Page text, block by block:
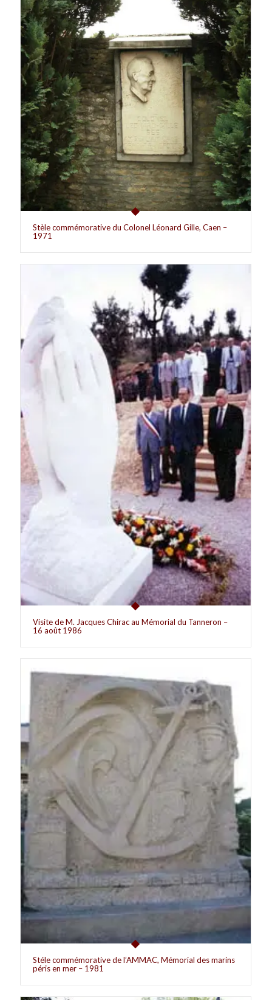
Stèle commémorative du Colonel Léonard Gille, Caen –
1971
Visite de M. Jacques Chirac au Mémorial du Tanneron –
16 août 1986
Stéle commémorative de l’AMMAC, Mémorial des marins
péris en mer – 1981